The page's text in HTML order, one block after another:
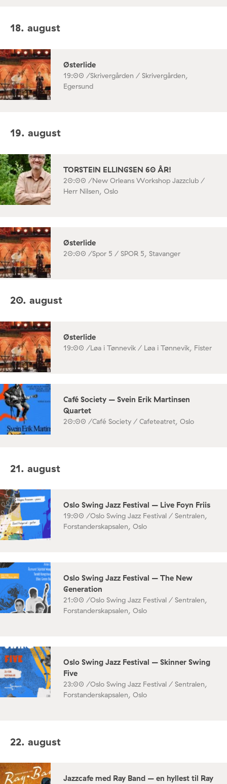
18. august
Østerlide
19:00 /Skrivergården / Skrivergården,
Egersund
19. august
TORSTEIN ELLINGSEN 60 ÅR!
20:00 /New Orleans Workshop Jazzclub /
Herr Nilsen, Oslo
Østerlide
20:00 /Spor 5 / SPOR 5, Stavanger
20. august
Østerlide
19:00 /Løa i Tønnevik / Løa i Tønnevik, Fister
Café Society – Svein Erik Martinsen
Quartet
20:00 /Café Society / Cafeteatret, Oslo
21. august
Oslo Swing Jazz Festival – Live Foyn Friis
19:00 /Oslo Swing Jazz Festival / Sentralen,
Forstanderskapsalen, Oslo
Oslo Swing Jazz Festival – The New
Generation
21:00 /Oslo Swing Jazz Festival / Sentralen,
Forstanderskapsalen, Oslo
Oslo Swing Jazz Festival – Skinner Swing
Five
23:00 /Oslo Swing Jazz Festival / Sentralen,
Forstanderskapsalen, Oslo
22. august
Jazzcafe med Ray Band – en hyllest til Ray